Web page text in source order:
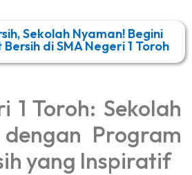
Sekolah Nyaman! Begini
di SMA Negeri 1 Toroh
1 Toroh: Sekolah
Program
yang Inspiratif